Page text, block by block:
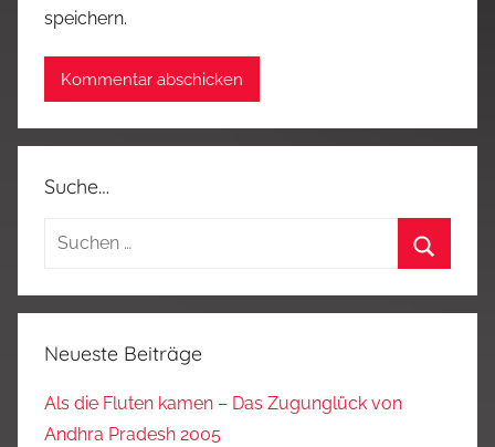
speichern.
Suche…
Suchen
Neueste Beiträge
Als die Fluten kamen – Das Zugunglück von
Andhra Pradesh 2005